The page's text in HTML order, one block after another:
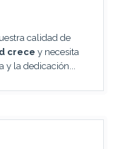
calidad de
crece y necesita
la dedicación...